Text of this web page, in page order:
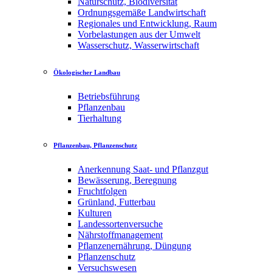
Ordnungsgemäße Landwirtschaft
Regionales und Entwicklung, Raum
Vorbelastungen aus der Umwelt
Wasserschutz, Wasserwirtschaft
Ökologischer Landbau
Betriebsführung
Pflanzenbau
Tierhaltung
Pflanzenbau, Pflanzenschutz
Anerkennung Saat- und Pflanzgut
Bewässerung, Beregnung
Fruchtfolgen
Grünland, Futterbau
Kulturen
Landessortenversuche
Nährstoffmanagement
Pflanzenernährung, Düngung
Pflanzenschutz
Versuchswesen